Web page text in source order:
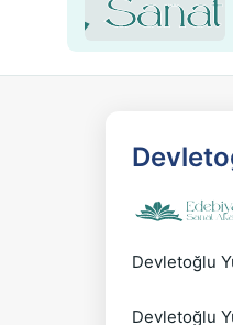
Devletoğlu
Devletoğlu